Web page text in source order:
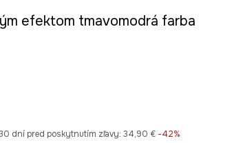
efektom tmavomodrá farba
dní pred poskytnutím zľavy: 34,90 € -42%